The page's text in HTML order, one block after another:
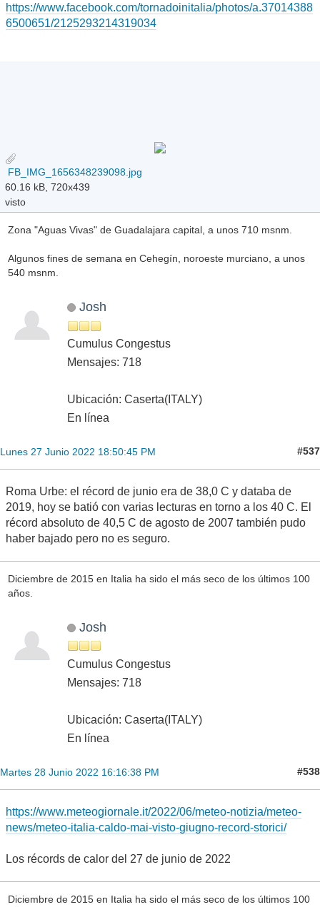
https://www.facebook.com/tornadoinitalia/photos/a.37014388
6500651/2125293214319034
FB_IMG_1656348239098.jpg
60.16 kB, 720x439
visto
Zona "Aguas Vivas" de Guadalajara capital, a unos 710 msnm.
Algunos fines de semana en Cehegín, noroeste murciano, a unos
540 msnm.
Josh
Cumulus Congestus
Mensajes: 718
Ubicación: Caserta(ITALY)
En línea
Lunes 27 Junio 2022 18:50:45 PM #537
Roma Urbe: el récord de junio era de 38,0 C y databa de
2019, hoy se batió con varias lecturas en torno a los 40 C. El
récord absoluto de 40,5 C de agosto de 2007 también pudo
haber bajado pero no es seguro.
Diciembre de 2015 en Italia ha sido el más seco de los últimos 100
años.
Josh
Cumulus Congestus
Mensajes: 718
Ubicación: Caserta(ITALY)
En línea
Martes 28 Junio 2022 16:16:38 PM #538
https://www.meteogiornale.it/2022/06/meteo-notizia/meteo-
news/meteo-italia-caldo-mai-visto-giugno-record-storici/
Los récords de calor del 27 de junio de 2022
Diciembre de 2015 en Italia ha sido el más seco de los últimos 100